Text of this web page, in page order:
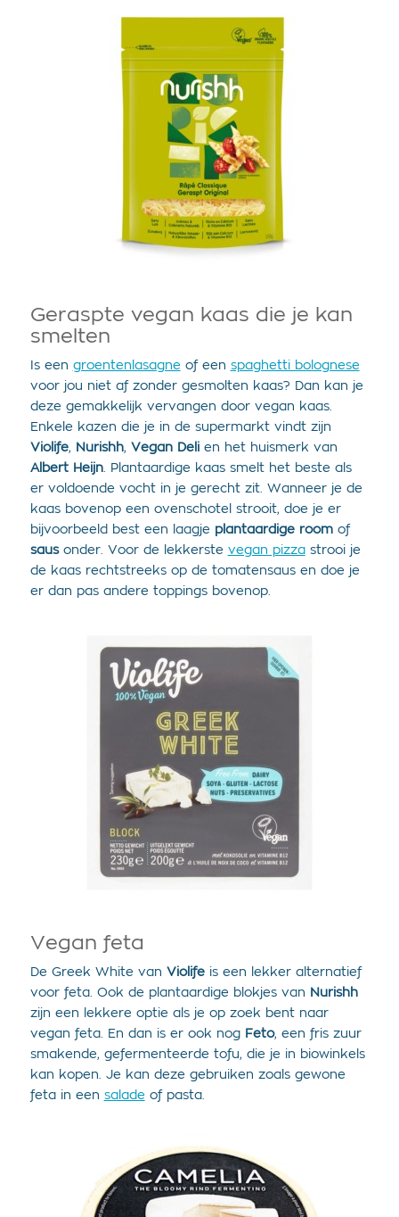
Geraspte vegan kaas die je kan
smelten
Is een groentenlasagne of een spaghetti bolognese
voor jou niet af zonder gesmolten kaas? Dan kan je
deze gemakkelijk vervangen door vegan kaas.
Enkele kazen die je in de supermarkt vindt zijn
Violife, Nurishh, Vegan Delien het huismerk van
Albert Heijn. Plantaardige kaas smelt het beste als
er voldoende vocht in je gerecht zit. Wanneer je de
kaas bovenop een ovenschotel strooit, doe je er
bijvoorbeeld best een laagje plantaardige roomof
sausonder. Voor de lekkerste vegan pizzastrooi je
de kaas rechtstreeks op de tomatensaus en doe je
er dan pas andere toppings bovenop.
Vegan feta
De Greek White van Violifeis een lekker alternatief
voor feta. Ook de plantaardige blokjes van
Nurishh
zijn een lekkere optie als je op zoek bent naar
vegan feta. En dan is er ook nog Feto, een fris zuur
smakende, gefermenteerde tofu, die je in biowinkels
kan kopen. Je kan deze gebruiken zoals gewone
feta in een salade of pasta.